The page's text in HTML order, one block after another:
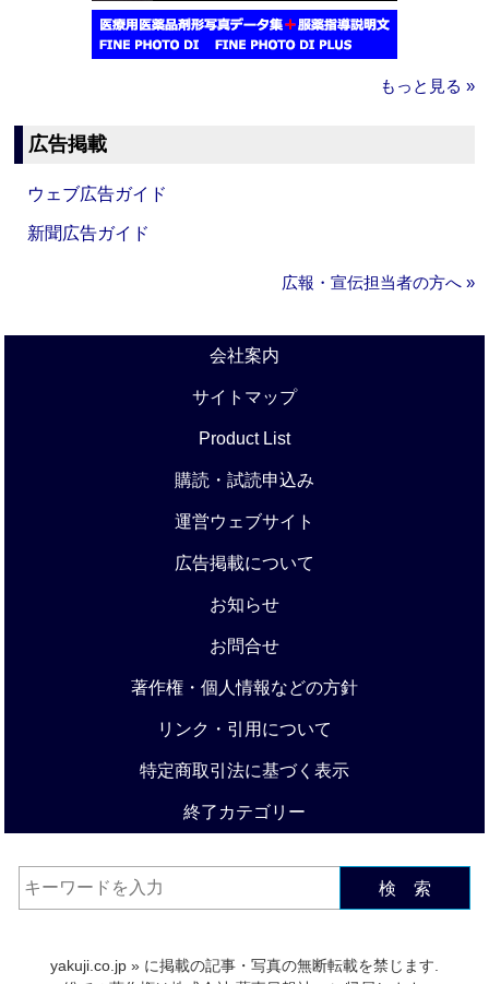
もっと見る »
広告掲載
ウェブ広告ガイド
新聞広告ガイド
広報・宣伝担当者の方へ »
会社案内
サイトマップ
Product List
購読・試読申込み
運営ウェブサイト
広告掲載について
お知らせ
お問合せ
著作権・個人情報などの方針
リンク・引用について
特定商取引法に基づく表示
終了カテゴリー
検 索
yakuji.co.jp » に掲載の記事・写真の無断転載を禁じます.